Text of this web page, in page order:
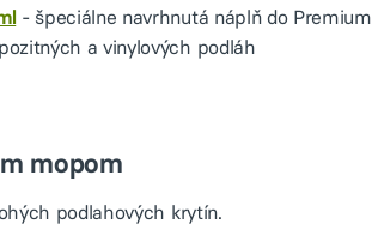
- špeciálne navrhnutá náplň do Premium
a vinylových podláh
mopom
podlahových krytín.